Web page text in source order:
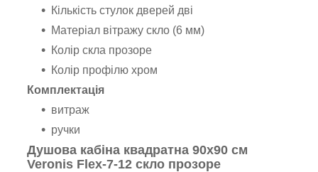
Кількість стулок дверей дві
Матеріал вітражу скло (6 мм)
Колір скла прозоре
Колір профілю хром
Комплектація
витраж
ручки
Душова кабіна квадратна 90х90 см
Veronis Flex-7-12 скло прозоре